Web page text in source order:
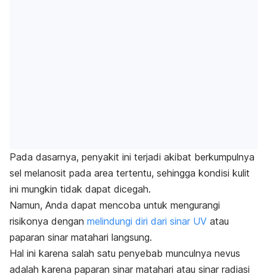
Pada dasarnya, penyakit ini terjadi akibat berkumpulnya
sel melanosit pada area tertentu, sehingga kondisi kulit
ini mungkin tidak dapat dicegah.
Namun, Anda dapat mencoba untuk mengurangi
risikonya dengan melindungi diri dari sinar UV atau
paparan sinar matahari langsung.
Hal ini karena salah satu penyebab munculnya nevus
adalah karena paparan sinar matahari atau sinar radiasi